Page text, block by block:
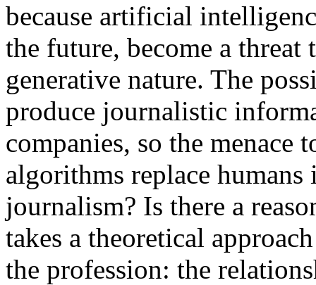
because artificial
the future, become a
generative nature. The
produce journalistic
companies, so the menace
algorithms replace humans
journalism? Is there a
takes a theoretical
the profession: the